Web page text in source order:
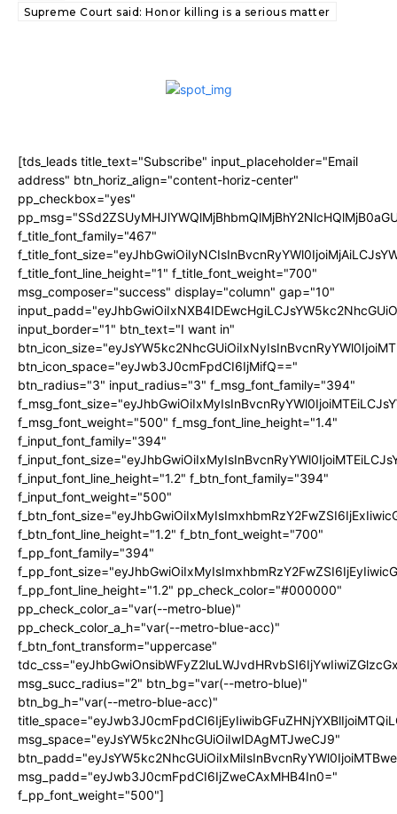
Supreme Court said: Honor killing is a serious matter
[tds_leads title_text="Subscribe" input_placeholder="Email
address" btn_horiz_align="content-horiz-center"
pp_checkbox="yes"
f_title_font_family="467"
f_title_font_line_height="1" f_title_font_weight="700"
msg_composer="success" display="column" gap="10"
input_border="1" btn_text="I want in"
btn_icon_space="eyJwb3J0cmFpdCI6IjMifQ=="
btn_radius="3" input_radius="3" f_msg_font_family="394"
f_msg_font_weight="500" f_msg_font_line_height="1.4"
f_input_font_family="394"
f_input_font_line_height="1.2" f_btn_font_family="394"
f_input_font_weight="500"
f_btn_font_line_height="1.2" f_btn_font_weight="700"
f_pp_font_family="394"
f_pp_font_line_height="1.2" pp_check_color="#000000"
pp_check_color_a="var(--metro-blue)"
pp_check_color_a_h="var(--metro-blue-acc)"
f_btn_font_transform="uppercase"
msg_succ_radius="2" btn_bg="var(--metro-blue)"
btn_bg_h="var(--metro-blue-acc)"
msg_space="eyJsYW5kc2NhcGUiOiIwIDAgMTJweCJ9"
msg_padd="eyJwb3J0cmFpdCI6IjZweCAxMHB4In0="
f_pp_font_weight="500"]